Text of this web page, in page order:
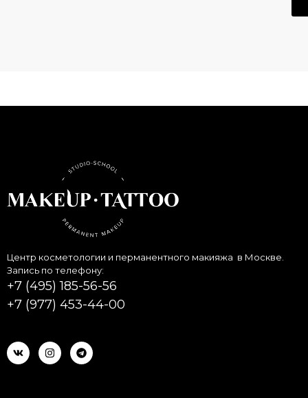
Центр косметологии и перманентного макияжа в Москве.
Запись по телефону:
+7 (495) 185-56-56
+7 (977) 453-44-00